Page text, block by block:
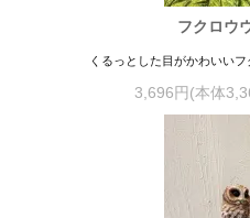
フクロウ
くるっとした目がかわいい
3,696円(本体